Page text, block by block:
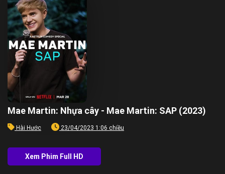
Mae Martin: Nhựa cây - Mae Martin: SAP (2023)
Hài Hước 23/04/2023 1:06 chiều